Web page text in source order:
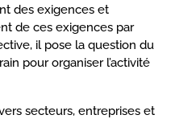
des exigences et
de ces exigences par
il pose la question du
pour organiser l’activité
secteurs, entreprises et